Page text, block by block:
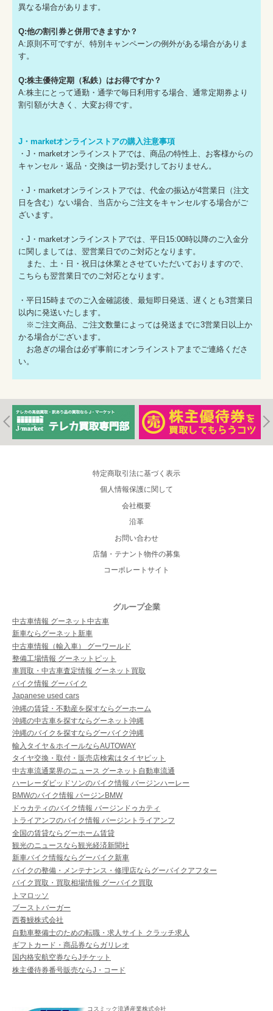
異なる場合があります。
Q:他の割引券と併用できますか？
A:原則不可ですが、特別キャンペーンの例外がある場合がありま
す。
Q:株主優待定期（私鉄）はお得ですか？
A:株主にとって通勤・通学で毎日利用する場合、通常定期券より
割引額が大きく、大変お得です。
J・marketオンラインストアの購入注意事項
・J・marketオンラインストアでは、商品の特性上、お客様からの
キャンセル・返品・交換は一切お受けしておりません。
・J・marketオンラインストアでは、代金の振込が4営業日（注文
日を含む）ない場合、当店からご注文をキャンセルする場合がご
ざいます。
・J・marketオンラインストアでは、平日15:00時以降のご入金分
に関しましては、翌営業日でのご対応となります。
また、土・日・祝日は休業とさせていただいておりますので、
こちらも翌営業日でのご対応となります。
・平日15時までのご入金確認後、最短即日発送、遅くとも3営業日
以内に発送いたします。
※ご注文商品、ご注文数量によっては発送までに3営業日以上か
かる場合がございます。
お急ぎの場合は必ず事前にオンラインストアまでご連絡くださ
い。
特定商取引法に基づく表示
個人情報保護に関して
会社概要
沿革
お問い合わせ
店舗・テナント物件の募集
コーポレートサイト
グループ企業
中古車情報 グーネット中古車
新車ならグーネット新車
中古車情報（輸入車） グーワールド
整備工場情報 グーネットピット
車買取・中古車査定情報 グーネット買取
バイク情報 グーバイク
Japanese used cars
沖縄の賃貸・不動産を探すならグーホーム
沖縄の中古車を探すならグーネット沖縄
沖縄のバイクを探すならグーバイク沖縄
輸入タイヤ＆ホイールならAUTOWAY
タイヤ交換・取付・販売店検索はタイヤピット
中古車流通業界のニュース グーネット自動車流通
ハーレーダビッドソンのバイク情報 バージンハーレー
BMWのバイク情報 バージンBMW
ドゥカティのバイク情報 バージンドゥカティ
トライアンフのバイク情報 バージントライアンフ
全国の賃貸ならグーホーム賃貸
観光のニュースなら観光経済新聞社
新車バイク情報ならグーバイク新車
バイクの整備・メンテナンス・修理店ならグーバイクアフター
バイク買取・買取相場情報 グーバイク買取
トマロッソ
ブーストバーガー
西養鰻株式会社
自動車整備士のための転職・求人サイト クラッチ求人
ギフトカード・商品券ならガリレオ
国内格安航空券ならJチケット
株主優待券番号販売ならJ・コード
コスミック流通産業株式会社